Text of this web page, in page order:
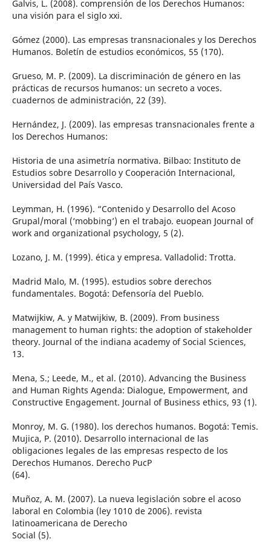
Galvis, L. (2008). comprensión de los Derechos Humanos:
una visión para el siglo xxi.
Gómez (2000). Las empresas transnacionales y los Derechos
Humanos. Boletín de estudios económicos, 55 (170).
Grueso, M. P. (2009). La discriminación de género en las
prácticas de recursos humanos: un secreto a voces.
cuadernos de administración, 22 (39).
Hernández, J. (2009). las empresas transnacionales frente a
los Derechos Humanos:
Historia de una asimetría normativa. Bilbao: Instituto de
Estudios sobre Desarrollo y Cooperación Internacional,
Universidad del País Vasco.
Leymman, H. (1996). “Contenido y Desarrollo del Acoso
Grupal/moral (‘mobbing’) en el trabajo. euopean Journal of
work and organizational psychology, 5 (2).
Lozano, J. M. (1999). ética y empresa. Valladolid: Trotta.
Madrid Malo, M. (1995). estudios sobre derechos
fundamentales. Bogotá: Defensoría del Pueblo.
Matwijkiw, A. y Matwijkiw, B. (2009). From business
management to human rights: the adoption of stakeholder
theory. Journal of the indiana academy of Social Sciences,
13.
Mena, S.; Leede, M., et al. (2010). Advancing the Business
and Human Rights Agenda: Dialogue, Empowerment, and
Constructive Engagement. Journal of Business ethics, 93 (1).
Monroy, M. G. (1980). los derechos humanos. Bogotá: Temis.
Mujica, P. (2010). Desarrollo internacional de las
obligaciones legales de las empresas respecto de los
Derechos Humanos. Derecho PucP
(64).
Muñoz, A. M. (2007). La nueva legislación sobre el acoso
laboral en Colombia (ley 1010 de 2006). revista
latinoamericana de Derecho
Social (5).